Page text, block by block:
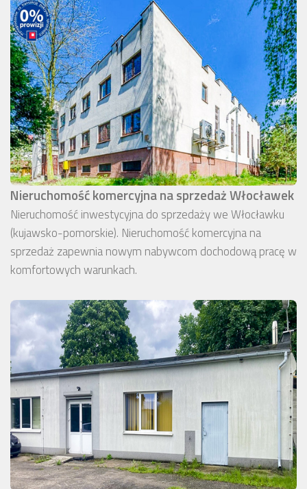
Nieruchomość komercyjna na sprzedaż Włocławek
Nieruchomość inwestycyjna do sprzedaży we Włocławku
(kujawsko-pomorskie). Nieruchomość komercyjna na
sprzedaż zapewnia nowym nabywcom dochodową pracę w
komfortowych warunkach.